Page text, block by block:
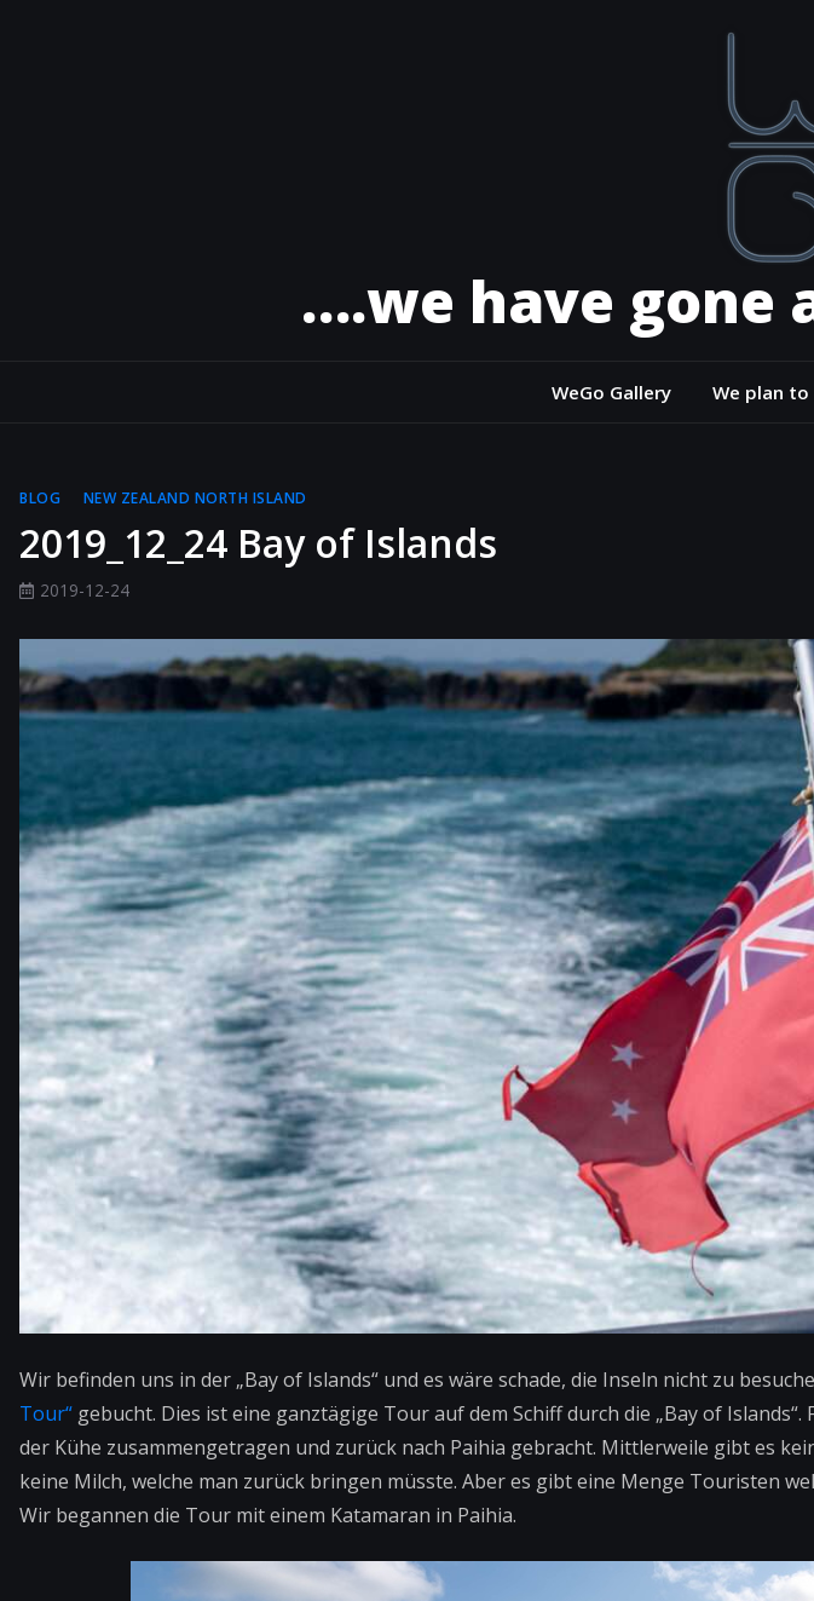
….we have gone
WeGo Gallery We plan
BLOG NEW ZEALAND NORTH ISLAND
2019_12_24 Bay of Islands
2019-12-24
Wir befinden uns in der „Bay of Islands“ und es wäre schade, die Inseln nicht zu
Tour“ gebucht. Dies ist eine ganztägige Tour auf dem Schiff durch die „Bay of
der Kühe zusammengetragen und zurück nach Paihia gebracht. Mittlerweile gibt es
keine Milch, welche man zurück bringen müsste. Aber es gibt eine Menge Touristen
Wir begannen die Tour mit einem Katamaran in Paihia.